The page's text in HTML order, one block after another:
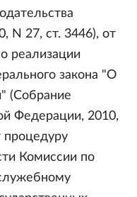
N 27, ст. 3446), от
реализации
закона "О
(Собрание
Федерации, 2010,
процедуру
Комиссии по